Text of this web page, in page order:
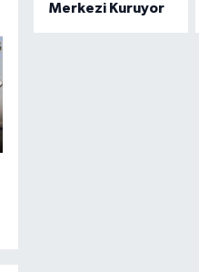
Merkezi Kuruyor